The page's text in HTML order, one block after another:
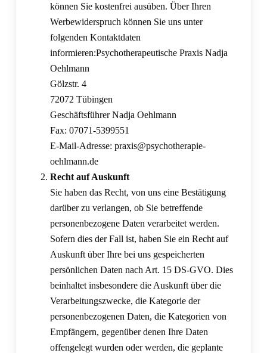
können Sie kostenfrei ausüben. Über Ihren
Werbewiderspruch können Sie uns unter
folgenden Kontaktdaten
informieren:Psychotherapeutische Praxis Nadja
Oehlmann
Gölzstr. 4
72072 Tübingen
Geschäftsführer Nadja Oehlmann
Fax: 07071-5399551
E-Mail-Adresse: praxis@psychotherapie-
oehlmann.de
Recht auf Auskunft
Sie haben das Recht, von uns eine Bestätigung
darüber zu verlangen, ob Sie betreffende
personenbezogene Daten verarbeitet werden.
Sofern dies der Fall ist, haben Sie ein Recht auf
Auskunft über Ihre bei uns gespeicherten
persönlichen Daten nach Art. 15 DS-GVO. Dies
beinhaltet insbesondere die Auskunft über die
Verarbeitungszwecke, die Kategorie der
personenbezogenen Daten, die Kategorien von
Empfängern, gegenüber denen Ihre Daten
offengelegt wurden oder werden, die geplante